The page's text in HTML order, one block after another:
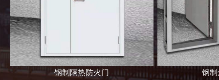
钢制隔热防火门 钢